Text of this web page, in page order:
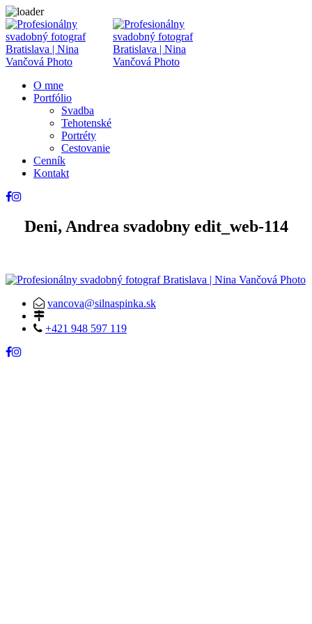
O mne
Portfólio
Svadba
Tehotenské
Portréty
Cestovanie
Cenník
Kontakt
Deni, Andrea svadobny edit_web-114
vancova@silnaspinka.sk
+421 948 597 119